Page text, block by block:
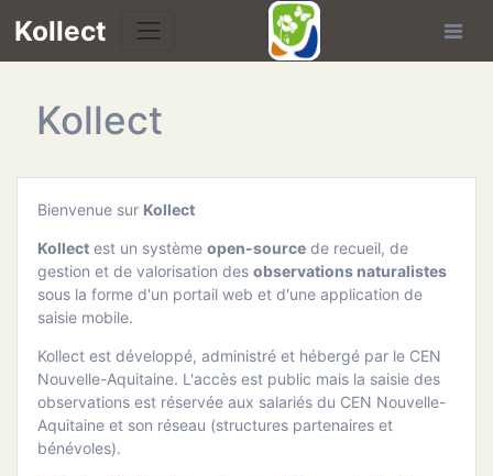
Kollect
Kollect
Bienvenue sur Kollect
Kollectest un système open-sourcede recueil, de
gestion et de valorisation des observations naturalistes
sous la forme d'un portail web et d'une application de
saisie mobile.
Kollect est développé, administré et hébergé par le CEN
Nouvelle-Aquitaine. L'accès est public mais la saisie des
observations est réservée aux salariés du CEN Nouvelle-
Aquitaine et son réseau (structures partenaires et
bénévoles).